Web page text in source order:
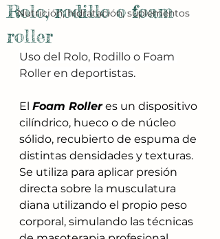
Nutrición, hidratación, suplementos
Rolo, rodillo o foam
roller
Uso del Rolo, Rodillo o Foam
Roller en deportistas.
El Foam Roller es un dispositivo
cilíndrico, hueco o de núcleo
sólido, recubierto de espuma de
distintas densidades y texturas.
Se utiliza para aplicar presión
directa sobre la musculatura
diana utilizando el propio peso
corporal, simulando las técnicas